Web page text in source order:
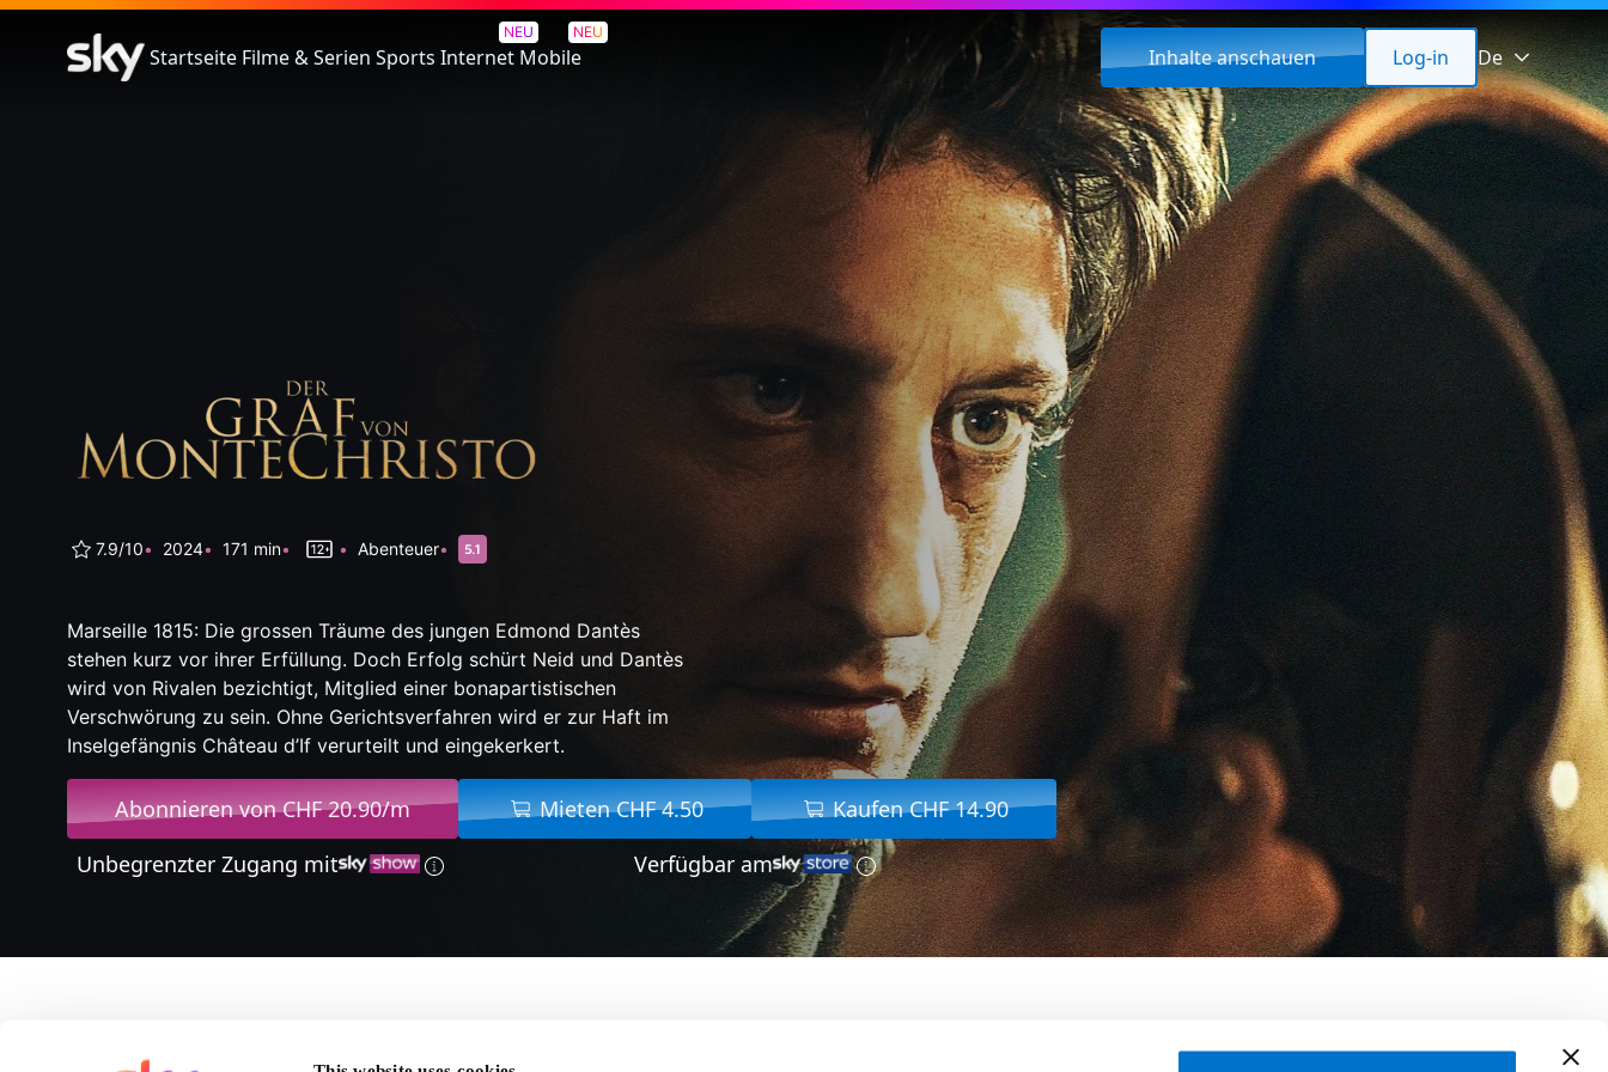
Startseite Filme & Serien Sports
NEU
Internet
NEU
Mobile Inhalte anschauen Log-in De
Der Graf von Monte Christo
7.9/10 2024 171 min Abenteuer
Marseille 1815: Die grossen Träume des jungen Edmond Dantès
stehen kurz vor ihrer Erfüllung. Doch Erfolg schürt Neid und Dantès
wird von Rivalen bezichtigt, Mitglied einer bonapartistischen
Verschwörung zu sein. Ohne Gerichtsverfahren wird er zur Haft im
Inselgefängnis Château d’If verurteilt und eingekerkert.
Abonnieren von CHF 20.90/m
Unbegrenzter Zugang mit
Mieten CHF 4.50
Kaufen CHF 14.90
Verfügbar am